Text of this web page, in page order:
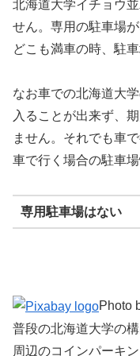
北海道大学イチョウ
せん。専用の駐車場
どこも満車の時、駐
なお車での北海道大
入ることが出来ず、
ません。それでも車
車で行く場合の駐車
専用駐車場はない
Photo
普段の北海道大学の
周辺のコインパーキ